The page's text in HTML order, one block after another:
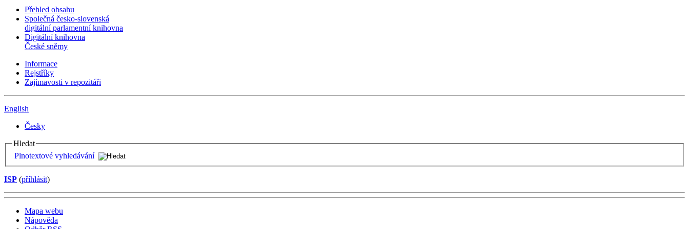
Přehled obsahu
Společná česko-slovenská
digitální parlamentní knihovna
Digitální knihovna
České sněmy
Informace
Rejstříky
Zajímavosti v repozitáři
English
Česky
Hledat
Plnotextové vyhledávání
ISP (příhlásit)
Mapa webu
Nápověda